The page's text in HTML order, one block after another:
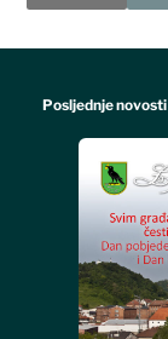
Posljednje novosti